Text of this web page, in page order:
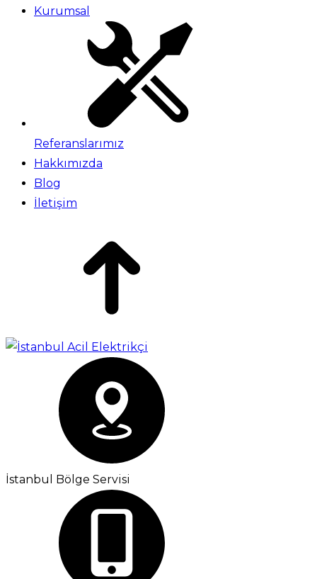
Kurumsal
Referanslarımız
Hakkımızda
Blog
İletişim
İstanbul Bölge Servisi